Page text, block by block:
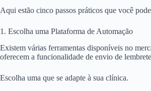
Aqui estão cinco passos práticos que você
1. Escolha uma Plataforma de Automação
Existem várias ferramentas disponíveis no
oferecem a funcionalidade de envio de
Escolha uma que se adapte à sua clínica.